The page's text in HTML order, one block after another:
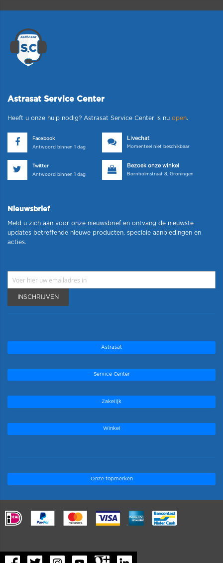
Astrasat Service Center
Heeft u onze hulp nodig? Astrasat Service Center is nu open.
Facebook
Antwoord binnen 1 dag
Livechat
Momenteel niet beschikbaar
Twitter
Antwoord binnen 1 dag
Bezoek onze winkel
Bornholmstraat 8, Groningen
Nieuwsbrief
Meld u zich aan voor onze nieuwsbrief en ontvang de nieuwste
updates betreffende nieuwe producten, speciale aanbiedingen en
acties.
INSCHRIJVEN
Astrasat
Service Center
Zakelijk
Winkel
Onze topmerken
.